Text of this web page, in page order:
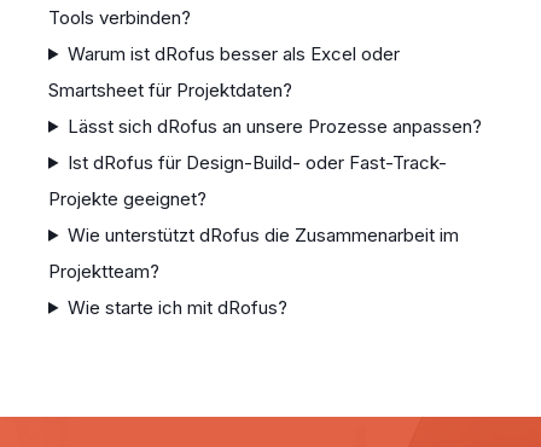
Tools verbinden?
Warum ist dRofus besser als Excel oder
Smartsheet für Projektdaten?
Lässt sich dRofus an unsere Prozesse anpassen?
Ist dRofus für Design-Build- oder Fast-Track-
Projekte geeignet?
Wie unterstützt dRofus die Zusammenarbeit im
Projektteam?
Wie starte ich mit dRofus?